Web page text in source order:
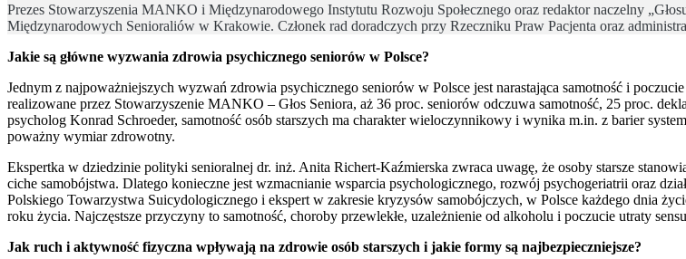
Prezes Stowarzyszenia MANKO i Międzynarodowego Instytutu Rozwoju Społecznego oraz redaktor naczelny
Międzynarodowych Senioraliów w Krakowie. Członek rad doradczych przy Rzeczniku Praw Pacjenta oraz
Jakie są główne wyzwania zdrowia psychicznego seniorów w Polsce?
Jednym z najpoważniejszych wyzwań zdrowia psychicznego seniorów w Polsce jest narastająca samotność i
realizowane przez Stowarzyszenie MANKO – Głos Seniora, aż 36 proc. seniorów odczuwa samotność, 25 proc.
psycholog Konrad Schroeder, samotność osób starszych ma charakter wieloczynnikowy i wynika m.in. z barier
poważny wymiar zdrowotny.
Ekspertka w dziedzinie polityki senioralnej dr. inż. Anita Richert-Kaźmierska zwraca uwagę, że osoby starsze
ciche samobójstwa. Dlatego konieczne jest wzmacnianie wsparcia psychologicznego, rozwój psychogeriatrii oraz
Polskiego Towarzystwa Suicydologicznego i ekspert w zakresie kryzysów samobójczych, w Polsce każdego dnia
roku życia. Najczęstsze przyczyny to samotność, choroby przewlekłe, uzależnienie od alkoholu i poczucie utraty
Jak ruch i aktywność fizyczna wpływają na zdrowie osób starszych i jakie formy są najbezpieczniejsze?